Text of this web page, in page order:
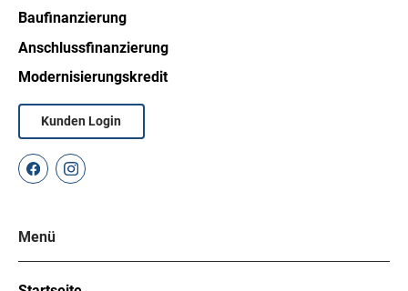
Baufinanzierung
Anschlussfinanzierung
Modernisierungskredit
Kunden Login
Menü